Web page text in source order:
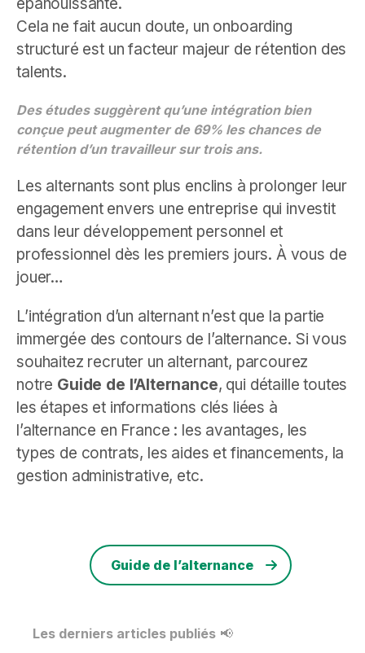
Cela ne fait aucun doute, un onboarding
structuré est un facteur majeur de rétention des
talents.
Des études suggèrent qu’une intégration bien
conçue peut augmenter de 69% les chances de
rétention d’un travailleur sur trois ans.
Les alternants sont plus enclins à prolonger leur
engagement envers une entreprise qui investit
dans leur développement personnel et
professionnel dès les premiers jours. À vous de
jouer…
L’intégration d’un alternant n’est que la partie
immergée des contours de l’alternance. Si vous
souhaitez recruter un alternant, parcourez
notre Guide de l’Alternance, qui détaille toutes
les étapes et informations clés liées à
l’alternance en France : les avantages, les
types de contrats, les aides et financements, la
gestion administrative, etc.
Guide de l’alternance
Les derniers articles publiés 📢